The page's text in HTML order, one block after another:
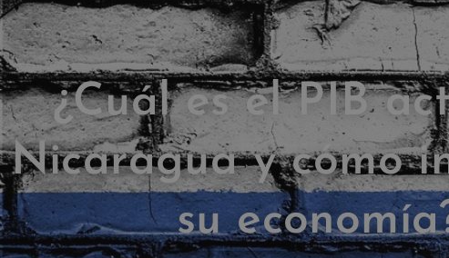
¿Cuál es el PIB
Nicaragua y cómo
su